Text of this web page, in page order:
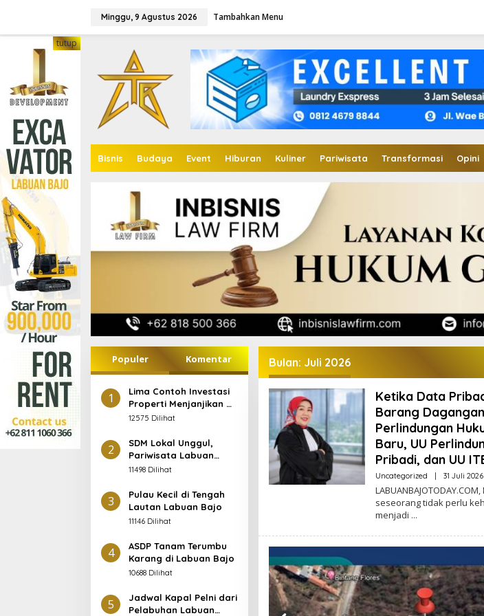
Minggu, 9 Agustus 2026 Tambahkan Menu
Bisnis Budaya Event Hiburan Kuliner Pariwisata Transformasi Opini
tutup
Populer Komentar
1
Lima Contoh Investasi
Properti Menjanjikan di
Labuan Bajo
12575 Dilihat
2
SDM Lokal Unggul,
Pariwisata Labuan
Bajo Maju
11498 Dilihat
3
Pulau Kecil di Tengah
Lautan Labuan Bajo
11146 Dilihat
4
ASDP Tanam Terumbu
Karang di Labuan Bajo
10688 Dilihat
5
Jadwal Kapal Pelni dari
Pelabuhan Labuan
Bulan: Juli 2026
Ketika Data
Barang
Perlindungan
Baru, UU
Pribadi, dan UU
Uncategorized 31 Juli 2026
seseorang tidak perlu
menjadi